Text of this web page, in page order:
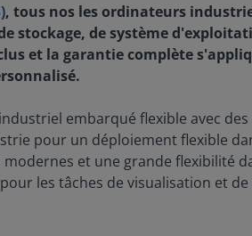
, tous nos les ordinateurs
stockage, de système
et la garantie complète
industriel embarqué flexible avec
pour un déploiement flexible
modernes et une grande
les tâches de visualisation et